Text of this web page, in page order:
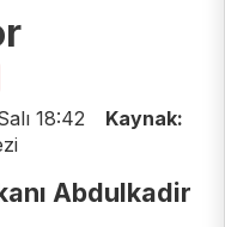
18:42
Kaynak:
Abdulkadir